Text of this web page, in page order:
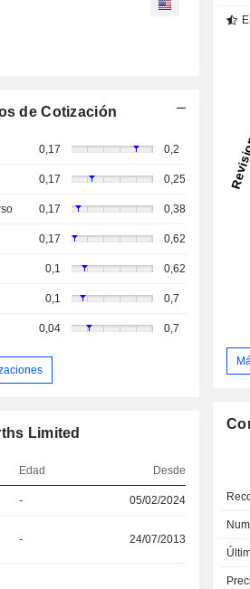
de Cotización
0,17 0,2
0,17 0,25
0,17 0,38
0,17 0,62
0,1 0,62
0,1 0,7
0,04 0,7
Limited
Edad Desde
- 05/02/2024
- 24/07/2013